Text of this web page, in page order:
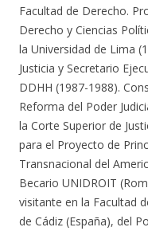
Facultad de Derecho.
Derecho y Ciencias
la Universidad de Lima
Justicia y Secretario
DDHH (1987-1988).
Reforma del Poder
la Corte Superior de
para el Proyecto de
Transnacional del
Becario UNIDROIT
visitante en la Facultad
de Cádiz (España), del